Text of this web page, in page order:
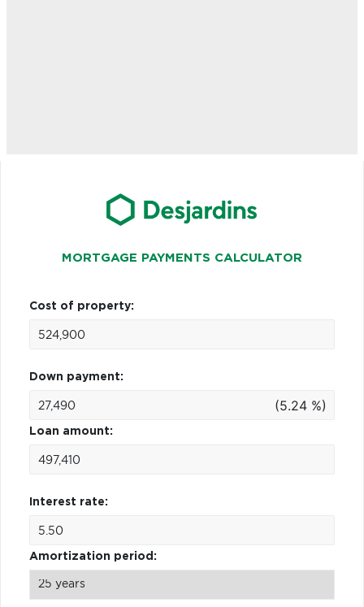
MORTGAGE PAYMENTS CALCULATOR
Cost of property:
Down payment:
(5.24 %)
Loan amount:
Interest rate:
Amortization period: